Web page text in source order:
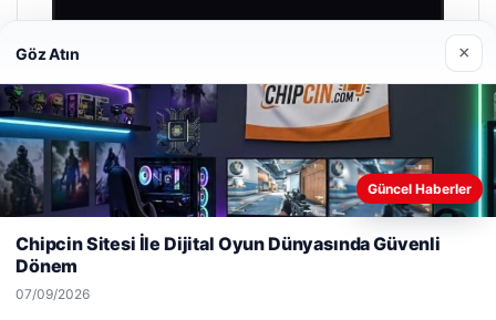
Prenses Night Club
04/29/2026
Web sitemizi nasıl kullandığınızı daha iyi anlayabilmek,
kullanıyoruz.Çerez Politikamız
Göz Atın ×
Güncel Haberler
Chipcin Sitesi İle Dijital Oyun Dünyasında Güvenli
Dönem
07/09/2026